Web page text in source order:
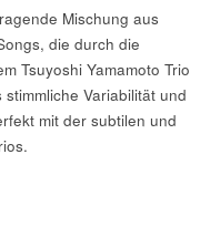
Mischung aus
die durch die
Tsuyoshi Yamamoto Trio
Variabilität und
mit der subtilen und